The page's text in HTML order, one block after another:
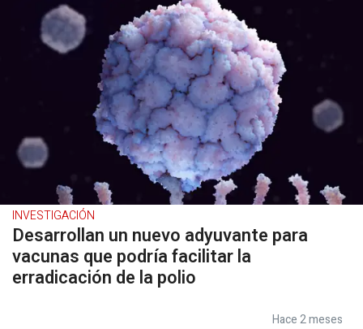
INVESTIGACIÓN
Desarrollan un nuevo adyuvante para
vacunas que podría facilitar la
erradicación de la polio
Hace 2 meses